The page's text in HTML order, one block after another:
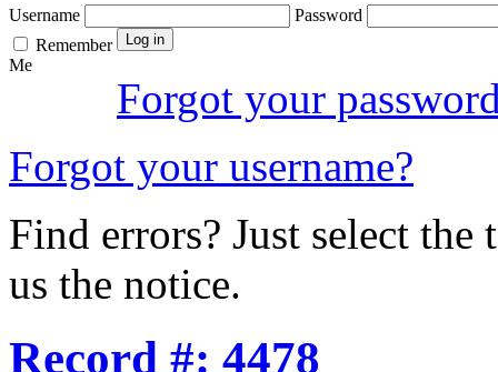
Username
Password
Remember
Me
Forgot your
Forgot your username?
Find errors? Just select
us the notice.
Record #: 4478